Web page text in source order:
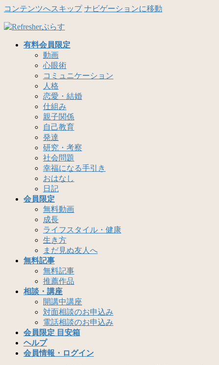
コンテンツへスキップ ナビゲーションに移動
有料会員限定
動画
心眼術
コミュニケーション
人格
恋愛・結婚
仕組み
親子関係
自己教育
発達
研究・考察
社会問題
幸福になる手引き
おはなし
日記
会員限定
無料動画
成長
ライフスタイル・健康
生き方
まだ見ぬ友人へ
無料記事
無料記事
推薦作品
相談・講座
開講中講座
対面相談のお申込み
電話相談のお申込み
会員限定 目安箱
ヘルプ
会員情報・ログイン